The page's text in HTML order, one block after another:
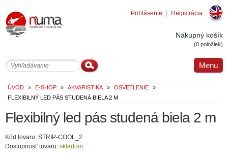
Registrácia
Prihlásenie
Nákupný košík
(0 položiek)
Menu
ÚVOD » E-SHOP » AKVARISTIKA » OSVETLENIE
»
FLEXIBILNÝ LED PÁS STUDENÁ BIELA 2 M
Flexibilný led pás studená biela 2 m
Kód tovaru: STRIP-COOL_2
Dostupnosť tovaru: skladom